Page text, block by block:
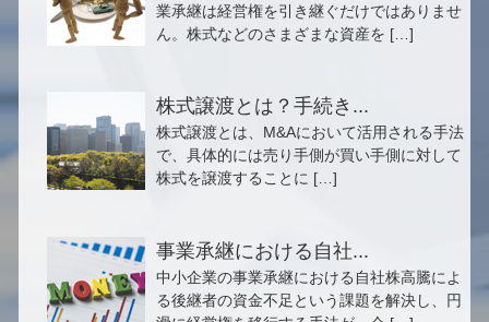
業承継は経営権を引き継ぐだけではありませ
ん。株式などのさまざまな資産を […]
株式譲渡とは？手続き...
株式譲渡とは、M&Aにおいて活用される手法
で、具体的には売り手側が買い手側に対して
株式を譲渡することに […]
事業承継における自社...
中小企業の事業承継における自社株高騰によ
る後継者の資金不足という課題を解決し、円